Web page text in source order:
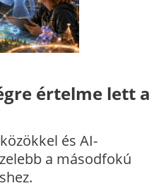
értelme lett a
és AI-
a másodfokú